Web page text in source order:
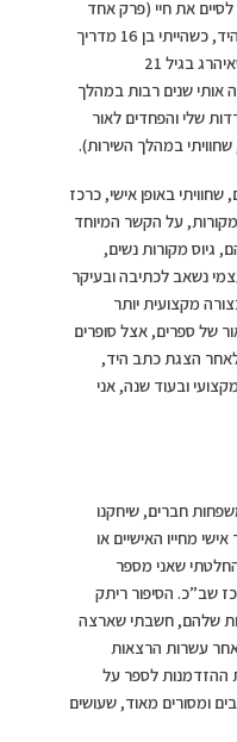
את חיי (פרק אחד
מספר על מפגש שלי עם קוראת בכף היד, כשהייתי בן 16 מדריך
בתנועת נוער. היא חזתה ואמרה לי, שאיהרג בגיל 21
אותי שנים רבות במהלך
שלי והפחדים לאור
שחוויתי במהלך השירות).
באופן אישי, כרכז
על הקשר המיוחד
גיוס מקורות נשים,
נשאב לכתיבה ובעיקר
מקצועית יותר
של ספרים, אצל סופרים
הצגת כתב היד,
ובעוד שנה, אני
חברים, שיחקנו
מחייו האישיים או
שאני מספר
שב”כ. הסיפור ריתק
שלהם, חשבתי שארצה
עשרות הרצאות
ההזדמנות לספר על
ומסורים מאוד, שעושים